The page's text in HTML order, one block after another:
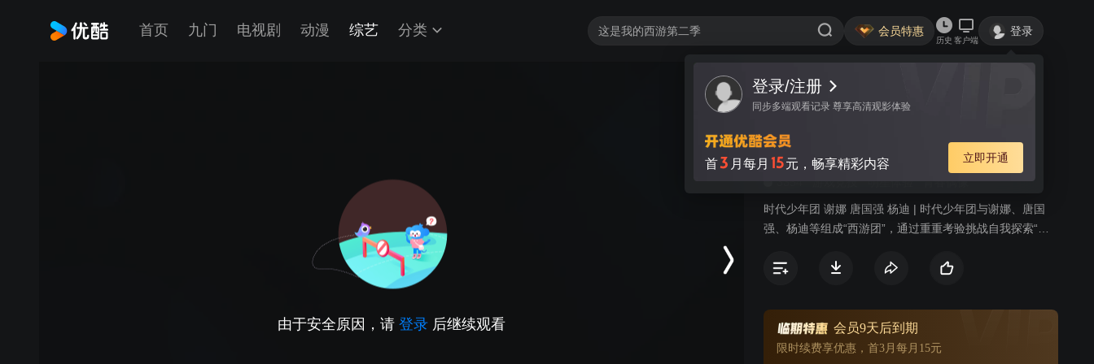
首页 九门 电视剧 动漫 综艺 分类 会员特惠
历史 客户端
登录
登录/注册
同步多端观看记录 尊享高清观影体验
首3 月每月 15元，畅享精彩内容 立即开通
由于安全原因，请 登录 后继续观看
视频 讨论
这是我的西游
明星体验 青春偶像
时代少年团 谢娜 唐国强 杨迪 | 时代少年团与谢娜、唐国
强、杨迪等组成“西游团”，通过重重考验挑战自我探索“西
会员9天后到期
限时续费享优惠，首3月每月15元